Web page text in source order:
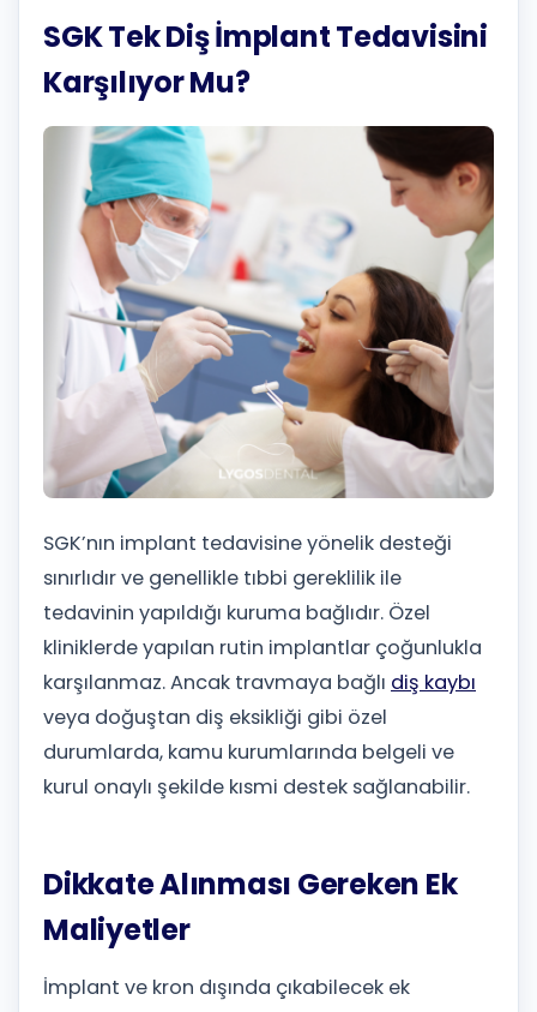
SGK Tek Diş İmplant Tedavisini
Karşılıyor Mu?
SGK’nın implant tedavisine yönelik desteği
sınırlıdır ve genellikle tıbbi gereklilik ile
tedavinin yapıldığı kuruma bağlıdır. Özel
kliniklerde yapılan rutin implantlar çoğunlukla
karşılanmaz. Ancak travmaya bağlı diş kaybı
veya doğuştan diş eksikliği gibi özel
durumlarda, kamu kurumlarında belgeli ve
kurul onaylı şekilde kısmi destek sağlanabilir.
Dikkate Alınması Gereken Ek
Maliyetler
İmplant ve kron dışında çıkabilecek ek